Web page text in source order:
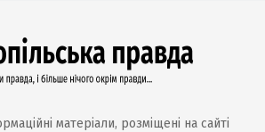
матеріали, розміщені на сайті